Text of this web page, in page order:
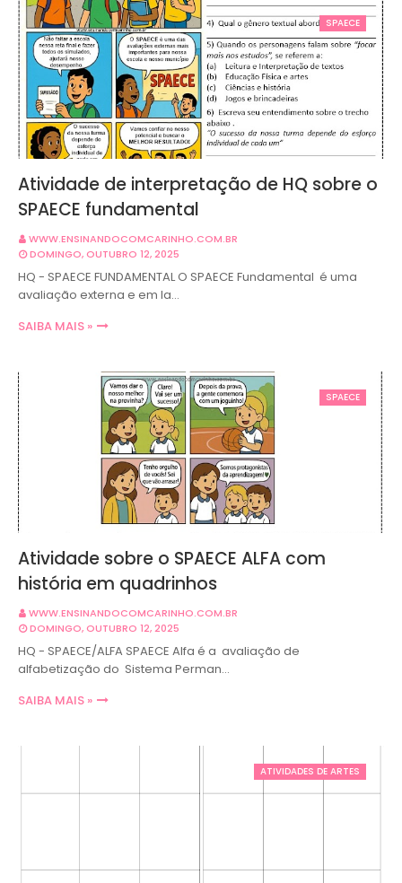
SPAECE
Atividade de interpretação de HQ sobre o
SPAECE fundamental
WWW.ENSINANDOCOMCARINHO.COM.BR
DOMINGO, OUTUBRO 12, 2025
HQ - SPAECE FUNDAMENTAL O SPAECE Fundamental é uma
avaliação externa e em la…
SAIBA MAIS »
SPAECE
Atividade sobre o SPAECE ALFA com
história em quadrinhos
WWW.ENSINANDOCOMCARINHO.COM.BR
DOMINGO, OUTUBRO 12, 2025
HQ - SPAECE/ALFA SPAECE Alfa é a avaliação de
alfabetização do Sistema Perman…
SAIBA MAIS »
ATIVIDADES DE ARTES